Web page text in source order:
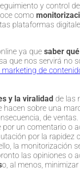
y control
como
plataformas
ya que saber
que nos servirá no
de
y la viralidad de las
sobre una
de ventas.
un comentario o
por la rapidez
la monitorización
las opiniones o
o, al menos, minimizar